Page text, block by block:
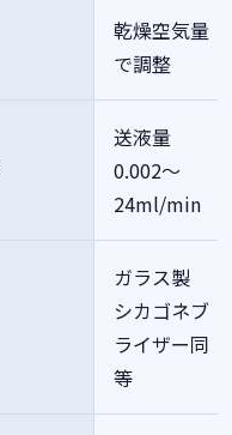
乾燥空気量
で調整
送液量
0.002～
24ml/min
ガラス製
シカゴネブ
ライザー同
等